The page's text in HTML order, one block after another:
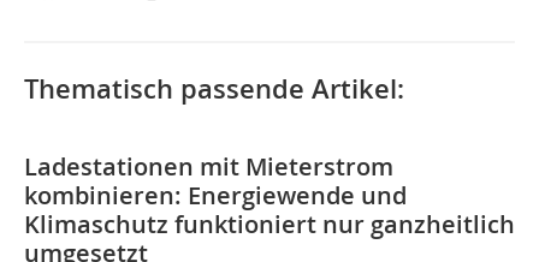
Thematisch passende Artikel:
Ladestationen mit Mieterstrom
kombinieren: Energiewende und
Klimaschutz funktioniert nur ganzheitlich
umgesetzt